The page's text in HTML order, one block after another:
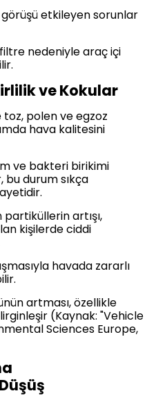
etkileyen sorunlar
nedeniyle araç içi
ve Kokular
polen ve egzoz
hava kalitesini
ve bakteri birikimi
durum sıkça
artışı,
kişilerde ciddi
havada zararlı
artması, özellikle
(Kaynak: "Vehicle
Sciences Europe,